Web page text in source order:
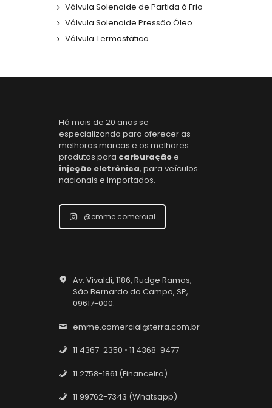
Válvula Solenoide de Partida à Frio
Válvula Solenoide Pressão Óleo
Válvula Termostática
Há mais de 20 anos se
especializando para oferecer as
melhoras marcas e os melhores
produtos para carburaçãoe
injeção eletrônica, para veículos
nacionais e importados.
@emme.comercial
Av. Vivaldi, 1186, Rudge Ramos,
São Bernardo do Campo, SP,
09617-000.
emme.comercial@terra.com.br
11 4367-2350 • 11 4368-9477
11 2758-1861 (Financeiro)
11 99762-7343 (Whatsapp)